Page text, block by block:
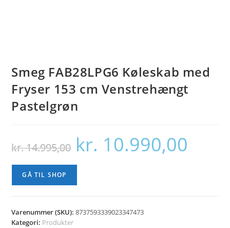
Smeg FAB28LPG6 Køleskab med
Fryser 153 cm Venstrehængt
Pastelgrøn
kr.14.995,00
Den
oprindelige
pris
kr. 14.995,00.
kr. 10.990,00
GÅ TIL SHOP
Varenummer (SKU):8737593339023347473
Kategori: Produkter